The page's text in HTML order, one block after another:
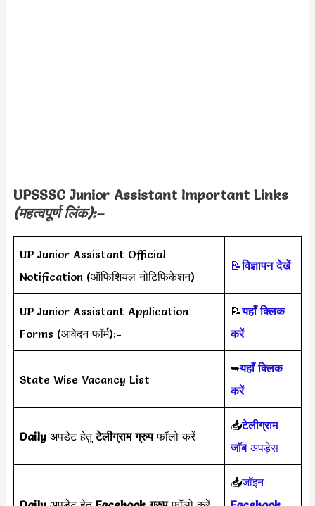
UPSSSC Junior Assistant Important Links
(महत्वपूर्ण लिंक):–
UP Junior Assistant Official
Notification (ऑफिशियल नोटिफिकेशन)
📝विज्ञापन देखें
UP Junior Assistant Application
Forms (आवेदन फॉर्म):-
📝यहाँ क्लिक
करें
State Wise Vacancy List
➥यहाँ क्लिक
करें
Daily अपडेट हेतुटेलीग्राम ग्रुपफॉलो करें
📥टेलीग्राम
जॉबअपड़ेस
📥जॉइन